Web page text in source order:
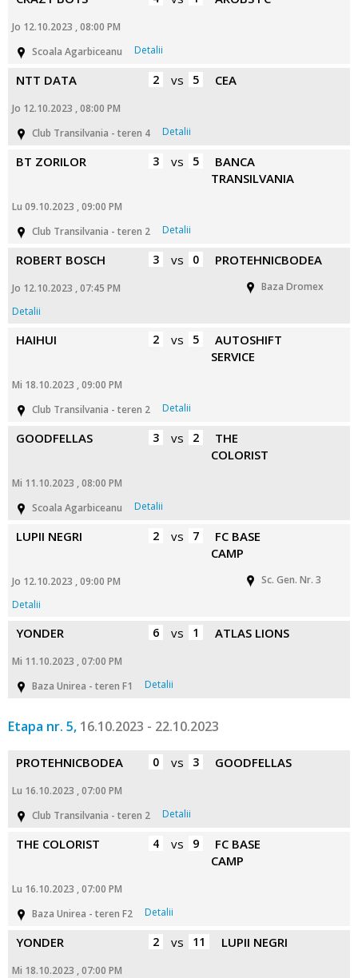
Jo 12.10.2023 , 08:00 PM
Scoala Agarbiceanu
Detalii
NTT DATA 2 vs 5 CEA
Jo 12.10.2023 , 08:00 PM
Club Transilvania - teren 4
Detalii
BT ZORILOR 3 vs 5
BANCA
TRANSILVANIA
Lu 09.10.2023 , 09:00 PM
Club Transilvania - teren 2
Detalii
ROBERT BOSCH 3 vs 0 PROTEHNICBODEA
Jo 12.10.2023 , 07:45 PM
Baza Dromex
Detalii
HAIHUI 2 vs 5
AUTOSHIFT
SERVICE
Mi 18.10.2023 , 09:00 PM
Club Transilvania - teren 2
Detalii
GOODFELLAS 3 vs 2
THE
COLORIST
Mi 11.10.2023 , 08:00 PM
Scoala Agarbiceanu
Detalii
LUPII NEGRI 2 vs 7
FC BASE
CAMP
Jo 12.10.2023 , 09:00 PM
Sc. Gen. Nr. 3
Detalii
YONDER 6 vs 1 ATLAS LIONS
Mi 11.10.2023 , 07:00 PM
Baza Unirea - teren F1
Detalii
Etapa nr. 5, 16.10.2023 - 22.10.2023
PROTEHNICBODEA 0 vs 3 GOODFELLAS
Lu 16.10.2023 , 07:00 PM
Club Transilvania - teren 2
Detalii
THE COLORIST 4 vs 9
FC BASE
CAMP
Lu 16.10.2023 , 07:00 PM
Baza Unirea - teren F2
Detalii
YONDER 2 vs 11 LUPII NEGRI
Mi 18.10.2023 , 07:00 PM